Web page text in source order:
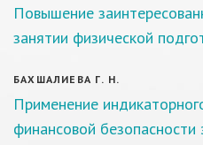
Повышение
занятии физической
БАХШАЛИЕВА Г. Н.
Применение
финансовой безопасности